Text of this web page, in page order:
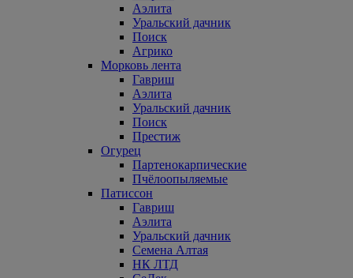
Аэлита
Уральский дачник
Поиск
Агрико
Морковь лента
Гавриш
Аэлита
Уральский дачник
Поиск
Престиж
Огурец
Партенокарпические
Пчёлоопыляемые
Патиссон
Гавриш
Аэлита
Уральский дачник
Семена Алтая
НК ЛТД